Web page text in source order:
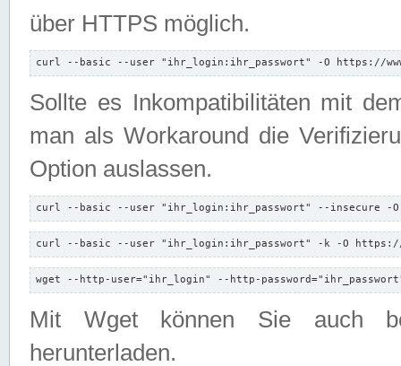
über HTTPS möglich.
curl --basic --user "ihr_login:ihr_passwort" -O https://
Sollte es Inkompatibilitäten mit
man als Workaround die
Option auslassen.
curl --basic --user "ihr_login:ihr_passwort" --insecure -
curl --basic --user "ihr_login:ihr_passwort" -k -O https://
wget --http-user="ihr_login" --http-
Mit Wget können Sie auch
herunterladen.